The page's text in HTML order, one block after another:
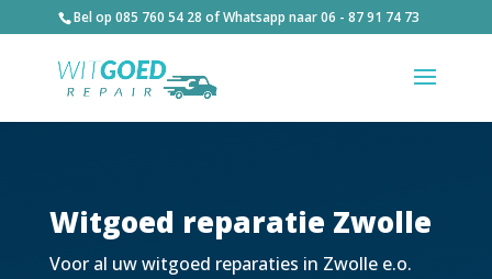
Bel op 085 760 54 28 of Whatsapp naar06 - 87 91 74 73
Witgoed reparatie Zwolle
Voor al uw witgoed reparaties in Zwolle e.o.